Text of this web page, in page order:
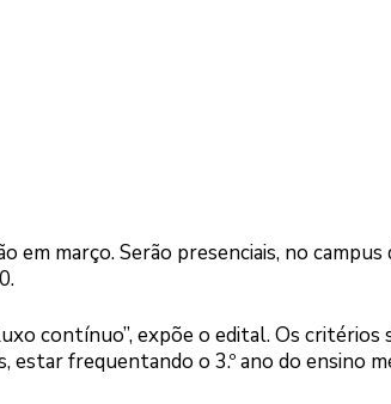
março. Serão presenciais, no campus
contínuo”, expõe o edital. Os critérios
estar frequentando o 3.º ano do ensino